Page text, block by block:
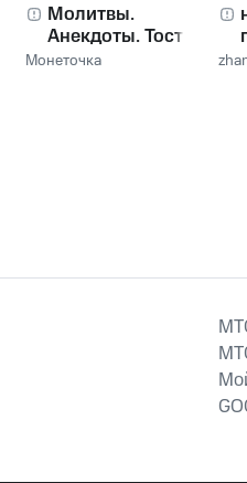
Молитвы.
Анекдоты. Тосты.
Монеточка